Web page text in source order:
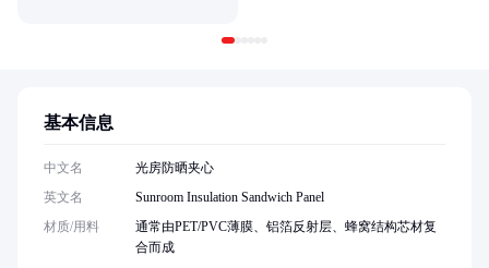
基本信息
中文名
光房防晒夹心
英文名
Sunroom Insulation Sandwich Panel
材质/用料
通常由PET/PVC薄膜、铝箔反射层、蜂窝结构芯材复
合而成